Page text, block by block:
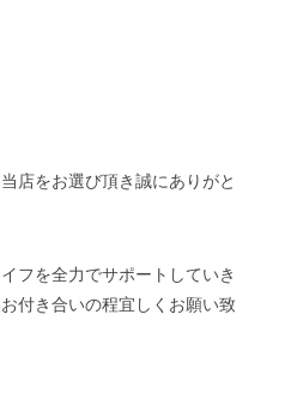
店をお選び頂き誠にありがと
フを全力でサポートしていき
付き合いの程宜しくお願い致